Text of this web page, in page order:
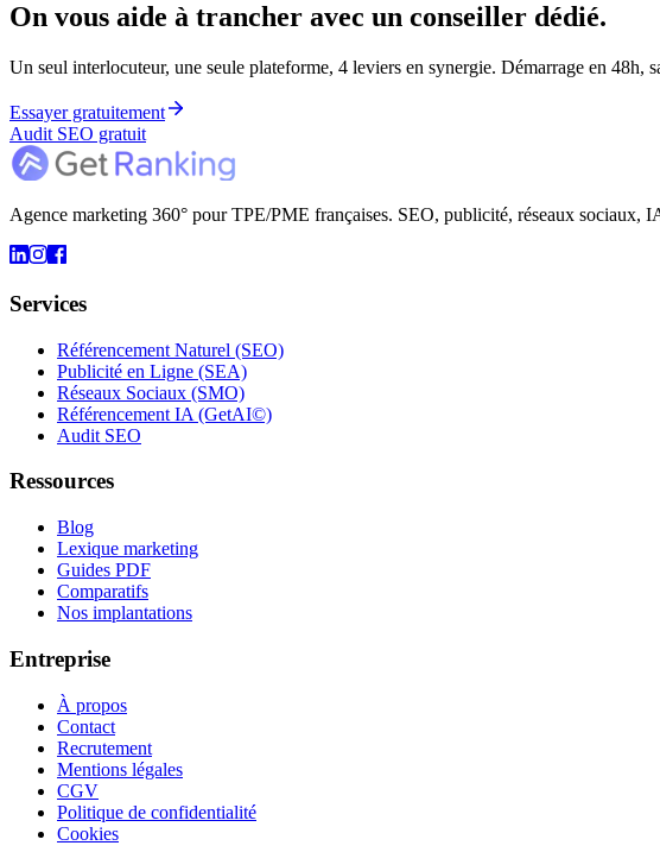
On vous aide à trancher avec un conseiller dédié.
Un seul interlocuteur, une seule plateforme, 4 leviers en synergie. Démarrage en 48h,
Essayer gratuitement
Audit SEO gratuit
Agence marketing 360° pour TPE/PME françaises. SEO, publicité, réseaux sociaux,
Services
Référencement Naturel (SEO)
Publicité en Ligne (SEA)
Réseaux Sociaux (SMO)
Référencement IA (GetAI©)
Audit SEO
Ressources
Blog
Lexique marketing
Guides PDF
Comparatifs
Nos implantations
Entreprise
À propos
Contact
Recrutement
Mentions légales
CGV
Politique de confidentialité
Cookies